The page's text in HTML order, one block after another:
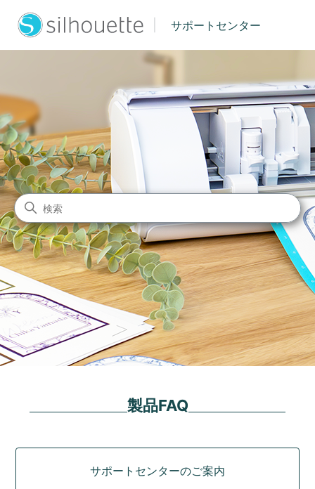
サポートセンター
シルエットジャパン サポート
検索
製品FAQ
サポートセンターのご案内